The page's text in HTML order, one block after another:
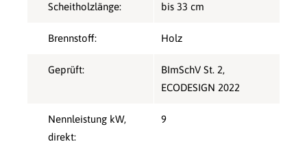
Scheitholzlänge: bis 33 cm
Brennstoff: Holz
Geprüft: BImSchV St. 2,
ECODESIGN 2022
Nennleistung kW,
direkt:
9